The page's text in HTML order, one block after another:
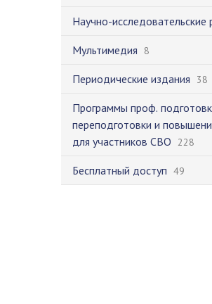
Научно-исследовательские
Мультимедия 8
Периодические издания 38
Программы проф.
переподготовки и
для участников СВО 228
Бесплатный доступ 49